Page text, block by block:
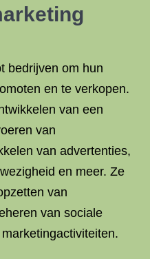
bedrijven om hun
en te verkopen.
van een
van
van advertenties,
en meer. Ze
van
van sociale